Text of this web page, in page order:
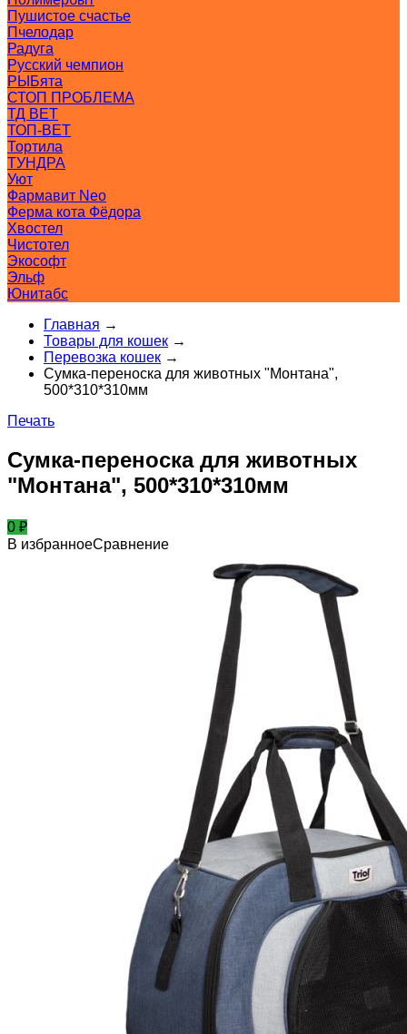
Пушистое счастье
Пчелодар
Радуга
Русский чемпион
РЫБята
СТОП ПРОБЛЕМА
ТД ВЕТ
ТОП-ВЕТ
Тортила
ТУНДРА
Уют
Фармавит Neo
Ферма кота Фёдора
Хвостел
Чистотел
Экософт
Эльф
Юнитабс
Главная →
Товары для кошек →
Перевозка кошек →
Сумка-переноска для животных "Монтана",
500*310*310мм
Печать
Сумка-переноска для животных
"Монтана", 500*310*310мм
0 ₽
В избранноеСравнение